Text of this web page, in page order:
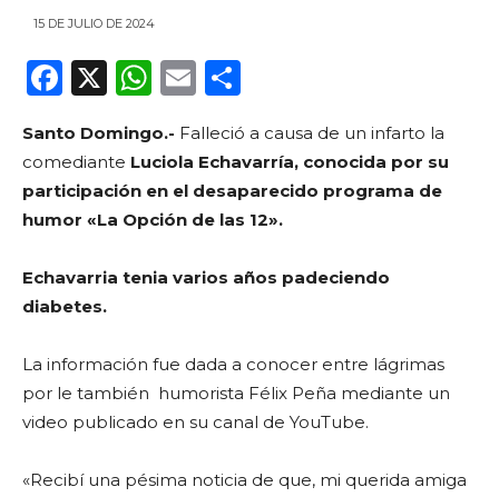
15 DE JULIO DE 2024
F
c
e
b
o
k
X
W
a
ts
A
p
E
ai
l
m
p
ar
r
Santo Domingo.- Falleció a causa de un infarto la
comediante Luciola Echavarría, conocida por su
participación en el desaparecido programa de
humor «La Opción de las 12».
Echavarria tenia varios años padeciendo
diabetes.
La información fue dada a conocer entre lágrimas
por le también humorista Félix Peña mediante un
video publicado en su canal de YouTube.
«Recibí una pésima noticia de que, mi querida amiga